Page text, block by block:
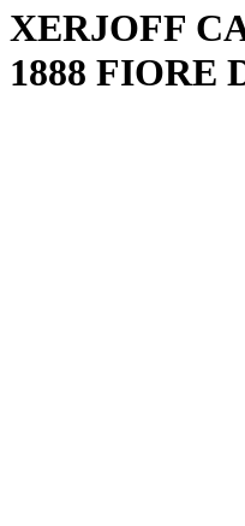
XERJOFF
1888 FIORE